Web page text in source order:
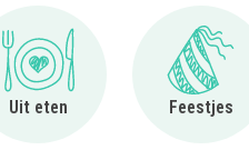
Uit eten
Ga naar Uit eten
Feestjes
Ga